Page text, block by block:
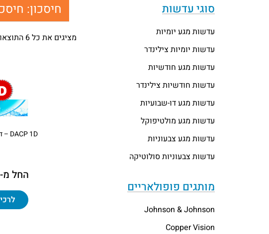
סוגי עדשות
עדשות מגע יומיות
עדשות יומיות צילינדר
עדשות מגע חודשיות
עדשות חודשיות צילינדר
עדשות מגע דו-שבועיות
עדשות מגע מולטיפוקל
עדשות מגע צבעוניות
עדשות צבעוניות סולוטיקה
מותגים פופולאריים
Johnson & Johnson
Copper Vision
חיסכון: חיסכו
מציגים את כל ⁦6⁩ התוצאות
DACP 1D – דיאגנוסטיקה
החל מ-